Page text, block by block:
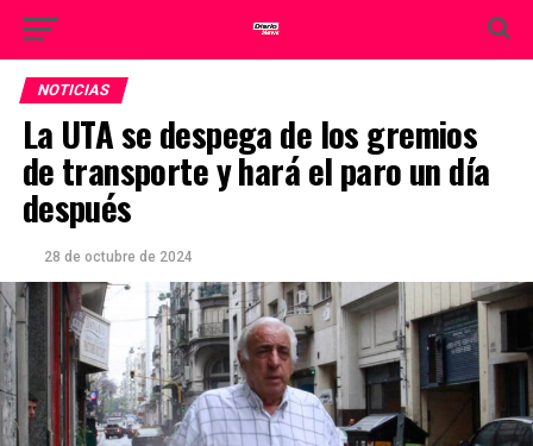
NOTICIAS
La UTA se despega de los gremios
de transporte y hará el paro un día
después
28 de octubre de 2024